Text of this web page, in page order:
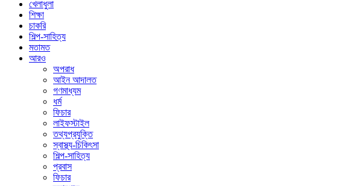
খেলাধুলা
শিক্ষা
চাকরি
শিল্প-সাহিত্য
মতামত
আরও
অপরাধ
আইন আদালত
গণমাধ্যম
ধর্ম
ফিচার
লাইফস্টাইল
তথ্যপ্রযুক্তি
স্বাস্থ্য-চিকিৎসা
শিল্প-সাহিত্য
প্রবাস
ফিচার